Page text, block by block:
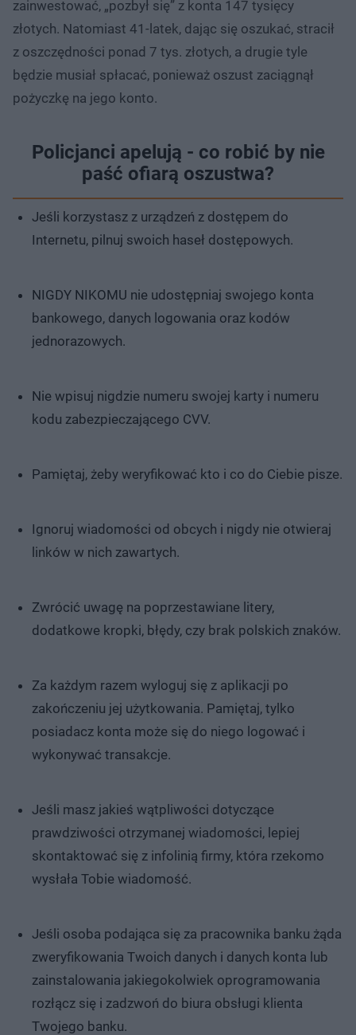
zainwestować, „pozbył się” z konta 147 tysięcy
złotych. Natomiast 41-latek, dając się oszukać, stracił
z oszczędności ponad 7 tys. złotych, a drugie tyle
będzie musiał spłacać, ponieważ oszust zaciągnął
pożyczkę na jego konto.
Policjanci apelują - co robić by nie
paść ofiarą oszustwa?
Jeśli korzystasz z urządzeń z dostępem do
Internetu, pilnuj swoich haseł dostępowych.
NIGDY NIKOMU nie udostępniaj swojego konta
bankowego, danych logowania oraz kodów
jednorazowych.
Nie wpisuj nigdzie numeru swojej karty i numeru
kodu zabezpieczającego CVV.
Pamiętaj, żeby weryfikować kto i co do Ciebie pisze.
Ignoruj wiadomości od obcych i nigdy nie otwieraj
linków w nich zawartych.
Zwrócić uwagę na poprzestawiane litery,
dodatkowe kropki, błędy, czy brak polskich znaków.
Za każdym razem wyloguj się z aplikacji po
zakończeniu jej użytkowania. Pamiętaj, tylko
posiadacz konta może się do niego logować i
wykonywać transakcje.
Jeśli masz jakieś wątpliwości dotyczące
prawdziwości otrzymanej wiadomości, lepiej
skontaktować się z infolinią firmy, która rzekomo
wysłała Tobie wiadomość.
Jeśli osoba podająca się za pracownika banku żąda
zweryfikowania Twoich danych i danych konta lub
zainstalowania jakiegokolwiek oprogramowania
rozłącz się i zadzwoń do biura obsługi klienta
Twojego banku.